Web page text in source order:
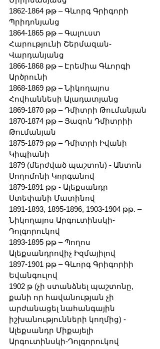
1862-1864 թթ – Գևորգ Գրիգորի
Պրիդոնյանց
1864-1865 թթ – Գալուստ
Հարությունի Շերմազան-
Վարդանյանց
1866-1868 թթ – Էրեմիա Գևորգի
Արծրունի
1868-1869 թթ – Նիկողայոս
Հովհաննեսի Ալադատյանց
1869-1870 թթ – Դմիտրի Թումանյան
1870-1874 թթ – Յազոն Դմիտրիի
Թումանյան
1875-1879 թթ – Դմիտրի Իվանի
Կիպիանի
1879 (մերժված պաշտոն) - Անտոն
Սողոմոնի Կորգանով
1879-1891 թթ - Ալեքսանդր
Ստեփանի Մատինով
1891-1893, 1895-1896, 1903-1904 թթ. –
Նիկողայոս Արգուտինսկի-
Դոլգորուկով
1893-1895 թթ – Պողոս
Ալեքսանդրովիչ Իզմայիլով
1897-1901 թթ – Գևորգ Գրիգորիի
Եվանգուլով
1902 թ (չի ստանձնել պաշտոնը,
քանի որ հավանության չի
արժանացել նահանգային
իշխանությունների կողմից) -
Ալեքսանդր Միքայելի
Արգուտինսկի-Դոլգորուկով